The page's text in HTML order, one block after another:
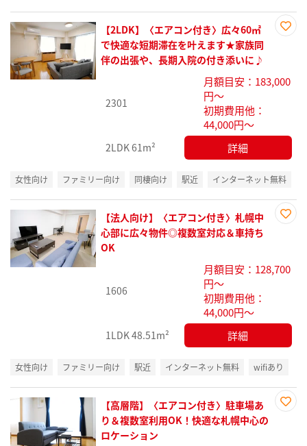
録
【2LDK】〈エアコン付き〉広々60㎡
で快適な短期滞在を叶えます★家族同
伴の出張や、長期入院の付き添いに♪
2301
月額目安：183,000
円～
初期費用他：
44,000円～
2LDK61m² 詳細
女性向け ファミリー向け 同棲向け 駅近 インターネット無料
録
【法人向け】〈エアコン付き〉札幌中
心部に広々物件◎複数室対応＆車持ち
OK
1606
月額目安：128,700
円～
初期費用他：
44,000円～
1LDK48.51m² 詳細
女性向け ファミリー向け 駅近 インターネット無料 wifiあり
【高層階】〈エアコン付き〉駐車場あ
り＆複数室利用OK！快適な札幌中心の
ロケーション